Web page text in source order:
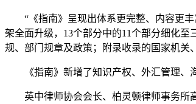
“《指南》呈现出体系更完整、内容更丰
架全面升级，13个部分中的11个部分细化
规、部门规章及政策；附录收录的国家机关
《指南》新增了知识产权、外汇管理、海
英中律师协会会长、柏灵顿律师事务所高